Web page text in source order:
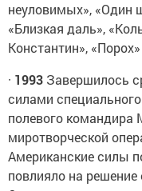
неуловимых», «Один
«Близкая даль»,
Константин»,
· 1993 Завершилось
силами
полевого
миротворческой
Американские силы
повлияло на